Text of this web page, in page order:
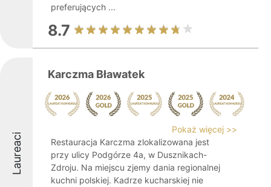
preferujących ...
8.7
Laureaci
Karczma Bławatek
Pokaż więcej >>
Restauracja Karczma zlokalizowana jest
przy ulicy Podgórze 4a, w Dusznikach-
Zdroju. Na miejscu zjemy dania regionalnej
kuchni polskiej. Kadrze kucharskiej nie